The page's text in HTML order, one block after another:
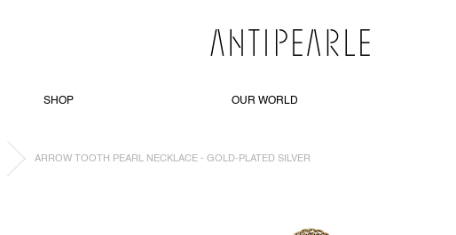
SHOP OUR WORLD
ARROW TOOTH PEARL NECKLACE - GOLD-PLATED SILVER